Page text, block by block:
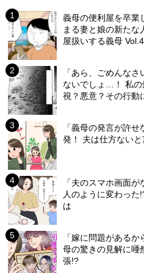
義母の便利屋を卒業
まる妻と娘の新たな
屋扱いする義母
「あら、ごめんな
ないでしょ…！ 私
視？悪意？その行動
「義母の発言が許
発！ 夫は仕方ない
「夫のスマホ画面
人のように変わった
は
「嫁に問題がある
母の驚きの見解に
張!?